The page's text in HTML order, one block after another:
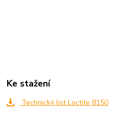
Ke stažení
Technický list Loctite 8150